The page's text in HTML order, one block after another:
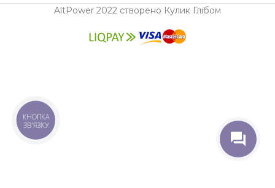
AltPower 2022 створено Кулик Глібом
КНОПКА
ЗВ'ЯЗКУ